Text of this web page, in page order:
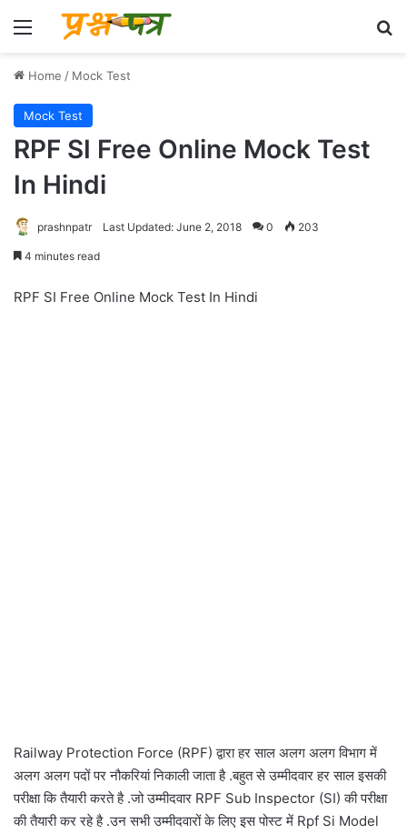
Menu
Home / Mock Test
Mock Test
RPF SI Free Online Mock Test
In Hindi
prashnpatr Last Updated: June 2, 2018 0 203
4 minutes read
RPF SI Free Online Mock Test In Hindi
Railway Protection Force (RPF) द्वारा हर साल अलग अलग विभाग में
अलग अलग पदों पर नौकरियां निकाली जाता है .बहुत से उम्मीदवार हर साल इसकी
परीक्षा कि तैयारी करते है .जो उम्मीदवार RPF Sub Inspector (SI) की परीक्षा
की तैयारी कर रहे है .उन सभी उम्मीदवारों के लिए इस पोस्ट में Rpf Si Model